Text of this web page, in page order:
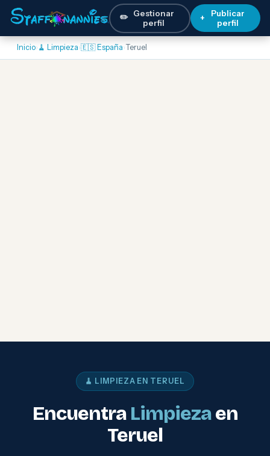
✏️ Gestionar
perfil
+
Publicar
perfil
Inicio› 🧹 Limpieza›🇪🇸 España›Teruel
🧹 LIMPIEZA EN TERUEL
Encuentra Limpiezaen
Teruel